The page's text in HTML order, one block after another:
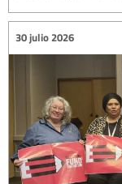
30 julio 2026